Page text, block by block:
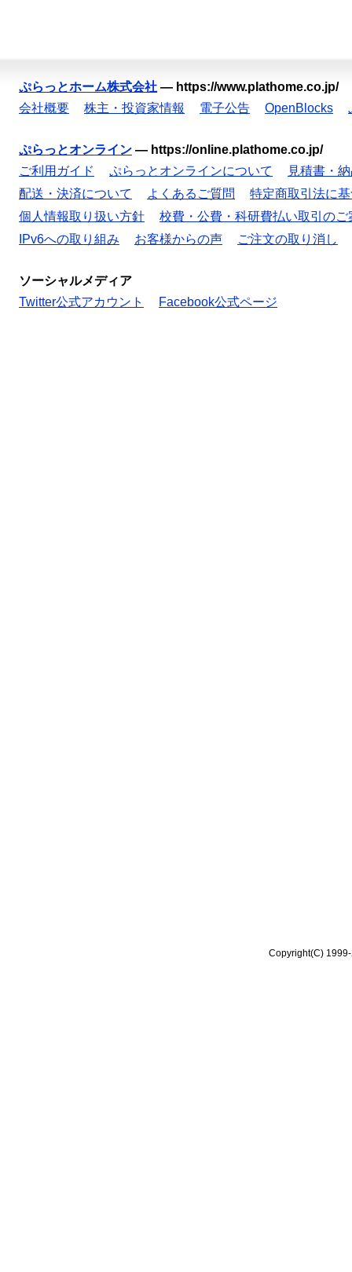
ぷらっとホーム株式会社 — https://www.plathome.co.jp/
会社概要
株主・投資家情報 電子公告 OpenBlocks
ぷらっとオンライン — https://online.plathome.co.jp/
ご利用ガイド
ぷらっとオンラインについて
見積書・
配送・決済について
よくあるご質問
特定商取引法に
個人情報取り扱い方針
校費・公費・科研費払い取引のご
IPv6への取り組み
お客様からの声 ご注文の取り消し
ソーシャルメディア
Twitter公式アカウント
Facebook公式ページ
Copyright(C)